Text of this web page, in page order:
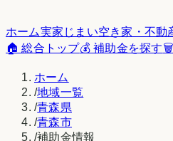
ホーム実家じまい空き家・不動
🏠 総合トップ💰 補助金を探す🗑️
ホーム
/地域一覧
/青森県
/青森市
/補助金情報